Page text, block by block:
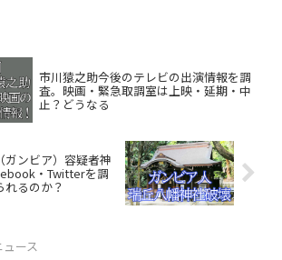
市川猿之助今後のテレビの出演情報を調
査。映画・緊急取調室は上映・延期・中
止？どうなる
ガンビア）容疑者神
・Twitterを調
るのか？
ュース